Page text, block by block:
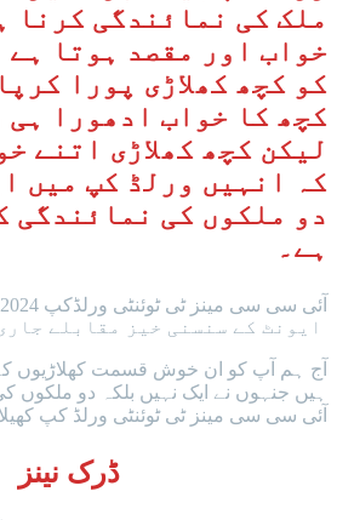
ملک کی نمائندگی کرنا
خواب اور مقصد ہوتا ہے
کو کچھ کھلاڑی پورا
کچھ کا خواب ادھورا ہی
لیکن کچھ کھلاڑی اتنے
کہ انہیں ورلڈ کپ میں
دو ملکوں کی نمائندگی
ہے۔
آج ہم آپ کو ان خوش قسمت کھلاڑیوں کے
ہیں جنہوں نے ایک نہیں بلکہ دو ملکوں
آئی سی سی مینز ٹی ٹوئنٹی ورلڈ کپ
ڈرک نینز